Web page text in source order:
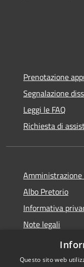
Prenotazione
Segnalazione
Leggi le FAQ
Richiesta di
Albo Pretorio
Informativa
Note legali
Dichiarazione di
Questo sito web